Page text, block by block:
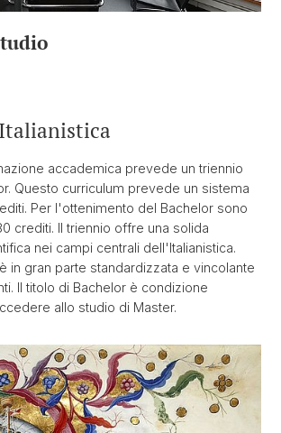
accademica prevede un triennio
Questo curriculum prevede un sistema
Per l'ottenimento del Bachelor sono
crediti. Il triennio offre una solida
nei campi centrali dell'Italianistica.
in gran parte standardizzata e vincolante
Il titolo di Bachelor è condizione
allo studio di Master.